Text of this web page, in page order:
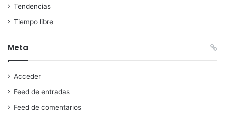
Tendencias
Tiempo libre
Meta
Acceder
Feed de entradas
Feed de comentarios